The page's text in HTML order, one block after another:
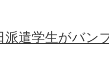
派遣学生がバン